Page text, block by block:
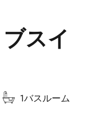
スイ
1バスルーム